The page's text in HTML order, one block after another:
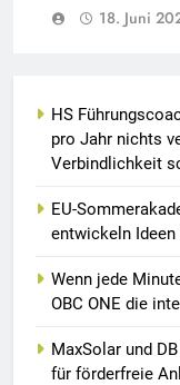
18. Juni
HS
pro Jahr nichts
Verbindlichkeit
EU-
entwickeln
Wenn jede
OBC ONE die
MaxSolar und
für förderfreie